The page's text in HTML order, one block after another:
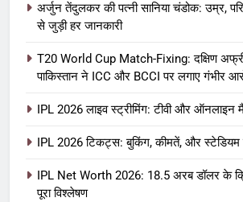
अर्जुन तेंदुलकर की पत्नी सानिया चंडोक: उम्र,
से जुड़ी हर जानकारी
T20 World Cup Match-Fixing: दक्षिण
पाकिस्तान ने ICC और BCCI पर लगाए गंभीर
IPL 2026 लाइव स्ट्रीमिंग: टीवी और
IPL 2026 टिकट्स: बुकिंग, कीमतें, और स्टेडियम
IPL Net Worth 2026: 18.5 अरब डॉलर के
पूरा विश्लेषण
IPL Net Worth